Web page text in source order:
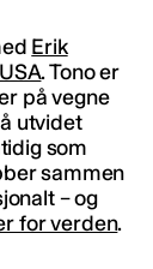
Erik
. Tono er
på vegne
utvidet
som
sammen
– og
for verden.